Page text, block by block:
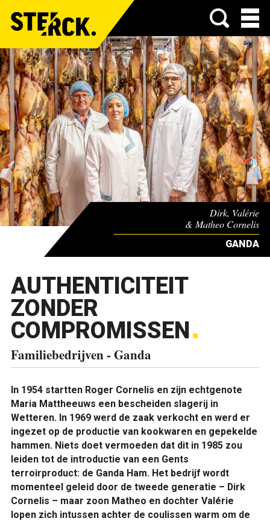
Menu
Dirk, Valérie
& Matheo Cornelis
GANDA
AUTHENTICITEIT
ZONDER
COMPROMISSEN
Familiebedrijven - Ganda
In 1954 startten Roger Cornelis en zijn echtgenote
Maria Mattheeuws een bescheiden slagerij in
Wetteren. In 1969 werd de zaak verkocht en werd er
ingezet op de productie van kookwaren en gepekelde
hammen. Niets doet vermoeden dat dit in 1985 zou
leiden tot de introductie van een Gents
terroirproduct: de Ganda Ham. Het bedrijf wordt
momenteel geleid door de tweede generatie – Dirk
Cornelis – maar zoon Matheo en dochter Valérie
lopen zich intussen achter de coulissen warm om de